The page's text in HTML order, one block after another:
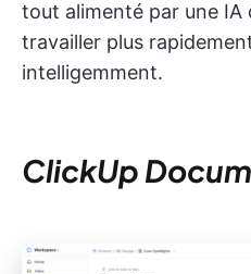
tout alimenté par une IA
travailler plus
intelligemment.
ClickUp